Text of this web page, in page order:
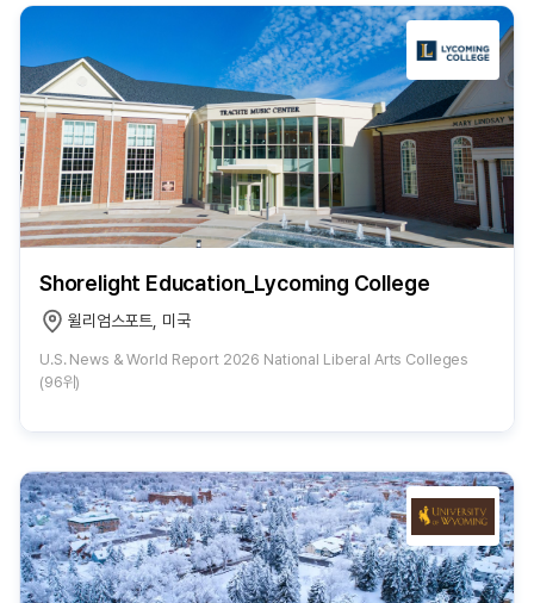
Shorelight Education_Lycoming College
윌리엄스포트, 미국
U.S. News & World Report 2026 National Liberal Arts Colleges
(96위)